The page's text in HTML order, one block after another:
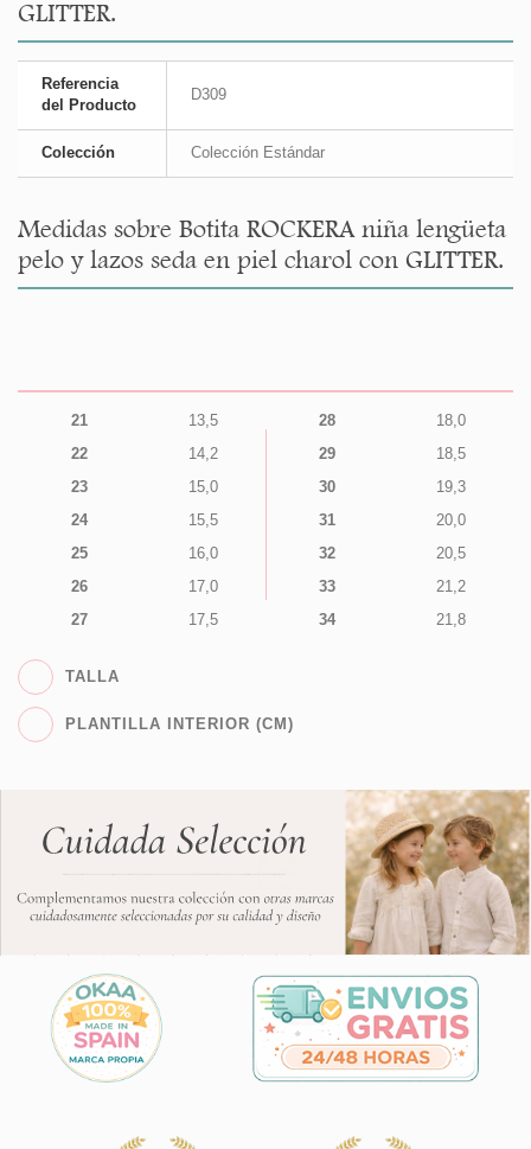
GLITTER.
Referencia
del Producto
D309
Colección Colección Estándar
Medidas sobre Botita ROCKERA niña lengüeta
pelo y lazos seda en piel charol con GLITTER.
21
13,5
22
14,2
23
15,0
24
15,5
25
16,0
26
17,0
27
17,5
28
18,0
29
18,5
30
19,3
31
20,0
32
20,5
33
21,2
34
21,8
TALLA
PLANTILLA INTERIOR (CM)